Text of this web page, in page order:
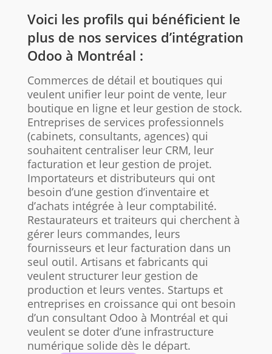
Voici les profils qui bénéficient le
plus de nos services d’intégration
Odoo à Montréal :
Commerces de détail et boutiques qui
veulent unifier leur point de vente, leur
boutique en ligne et leur gestion de stock.
Entreprises de services professionnels
(cabinets, consultants, agences) qui
souhaitent centraliser leur CRM, leur
facturation et leur gestion de projet.
Importateurs et distributeurs qui ont
besoin d’une gestion d’inventaire et
d’achats intégrée à leur comptabilité.
Restaurateurs et traiteurs qui cherchent à
gérer leurs commandes, leurs
fournisseurs et leur facturation dans un
seul outil. Artisans et fabricants qui
veulent structurer leur gestion de
production et leurs ventes. Startups et
entreprises en croissance qui ont besoin
d’un consultant Odoo à Montréal et qui
veulent se doter d’une infrastructure
numérique solide dès le départ.